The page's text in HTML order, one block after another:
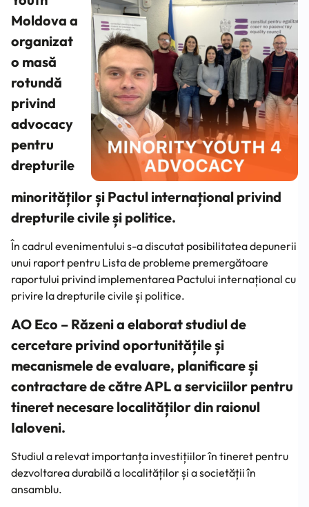
Moldova a
organizat
o masă
rotundă
privind
advocacy
pentru
drepturile
minorităților și Pactul internațional privind
drepturile civile și politice.
În cadrul evenimentului s-a discutat posibilitatea depunerii
unui raport pentru Lista de probleme premergătoare
raportului privind implementarea Pactului internațional cu
privire la drepturile civile și politice.
AO Eco – Răzeni a elaborat studiul de
cercetare privind oportunitățile și
mecanismele de evaluare, planificare și
contractare de către APL a serviciilor pentru
tineret necesare localităților din raionul
Ialoveni.
Studiul a relevat importanța investițiilor în tineret pentru
dezvoltarea durabilă a localităților și a societății în
ansamblu.